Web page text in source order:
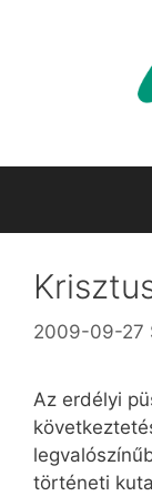
2009-09-27
Az erdélyi
történeti